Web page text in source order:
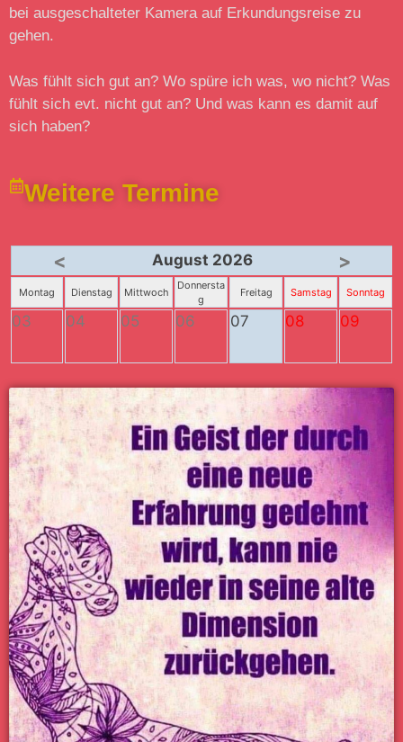
bei ausgeschalteter Kamera auf Erkundungsreise zu
gehen.
Was fühlt sich gut an? Wo spüre ich was, wo nicht? Was
fühlt sich evt. nicht gut an? Und was kann es damit auf
sich haben?
Weitere Termine
< August 2026 >
Montag Dienstag Mittwoch
Donnersta
g
Freitag Samstag Sonntag
03 04 05 06 07 08 09